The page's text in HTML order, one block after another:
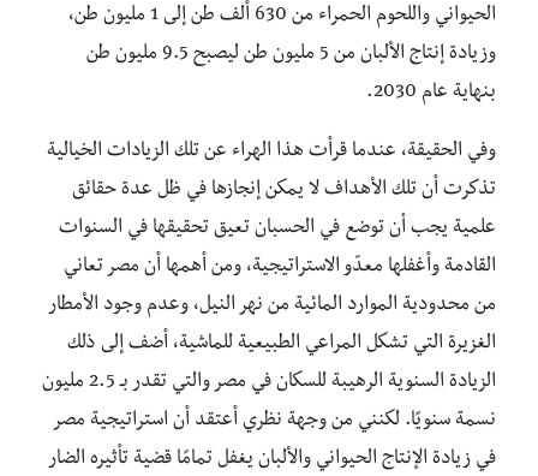
الحيواني واللحوم الحمراء من 630 ألف طن إلى 1 مليون طن،
وزيادة إنتاج الألبان من 5 مليون طن ليصبح 9.5 مليون طن
بنهاية عام 2030.
وفي الحقيقة، عندما قرأت هذا الهراء عن تلك الزيادات الخيالية
تذكرت أن تلك الأهداف لا يمكن إنجازها في ظل عدة حقائق
علمية يجب أن توضع في الحسبان تعيق تحقيقها في السنوات
القادمة وأغفلها معدّو الاستراتيجية، ومن أهمها أن مصر تعاني
من محدودية الموارد المائية من نهر النيل، وعدم وجود الأمطار
الغزيرة التي تشكل المراعي الطبيعية للماشية، أضف إلى ذلك
الزيادة السنوية الرهيبة للسكان في مصر والتي تقدر بـ 2.5 مليون
نسمة سنويًا. لكنني من وجهة نظري أعتقد أن استراتيجية مصر
في زيادة الإنتاج الحيواني والألبان يغفل تمامًا قضية تأثيره الضار